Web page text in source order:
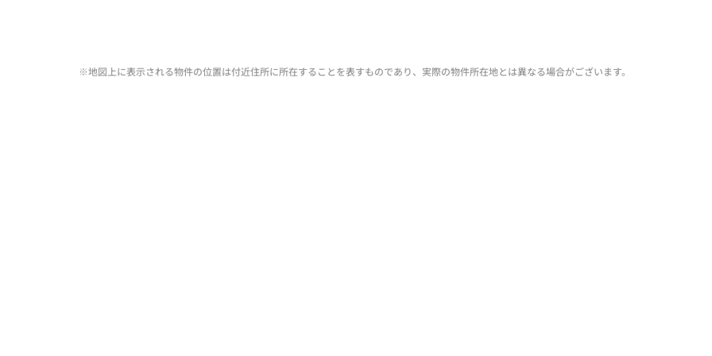
※地図上に表示される物件の位置は付近住所に所在することを表すものであり、実際の物件所在地とは異なる場合がございます。